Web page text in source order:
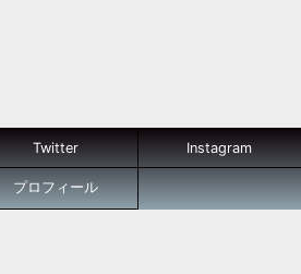
Twitter Instagram
プロフィール